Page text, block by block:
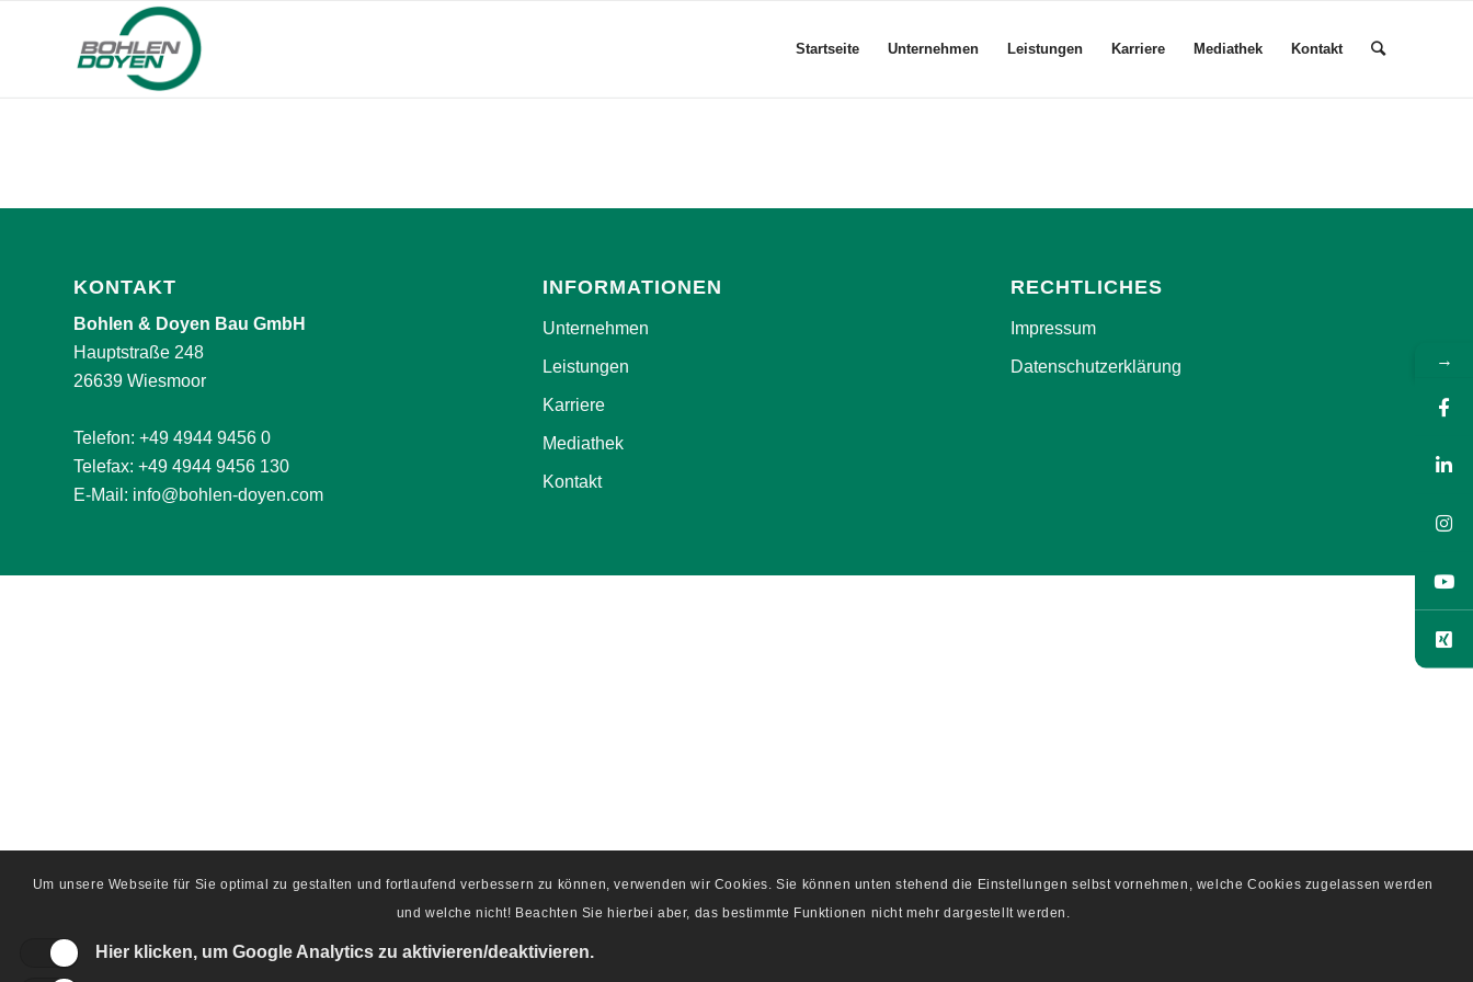
Startseite Unternehmen Leistungen Karriere Mediathek Kontakt
KONTAKT
Bohlen & Doyen Bau GmbH
Hauptstraße 248
26639 Wiesmoor
Telefon: +49 4944 9456 0
Telefax: +49 4944 9456 130
E-Mail: info@bohlen-doyen.com
INFORMATIONEN
Unternehmen
Leistungen
Karriere
Mediathek
Kontakt
RECHTLICHES
Impressum
Datenschutzerklärung
Um unsere Webseite für Sie optimal zu gestalten und fortlaufend verbessern zu können, verwenden wir Cookies. Sie können unten stehend die Einstellungen selbst vornehmen, welche Cookies zugelassen werden
und welche nicht! Beachten Sie hierbei aber, das bestimmte Funktionen nicht mehr dargestellt werden.
Hier klicken, um Google Analytics zu aktivieren/deaktivieren.
→